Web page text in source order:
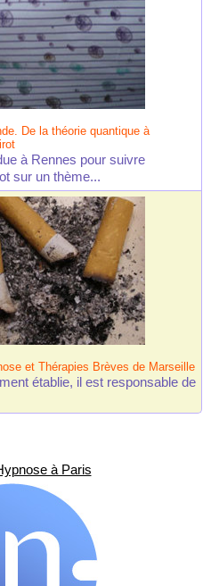
De la théorie quantique à
à Rennes pour suivre
sur un thème...
et Thérapies Brèves de Marseille
établie, il est responsable de
à Paris